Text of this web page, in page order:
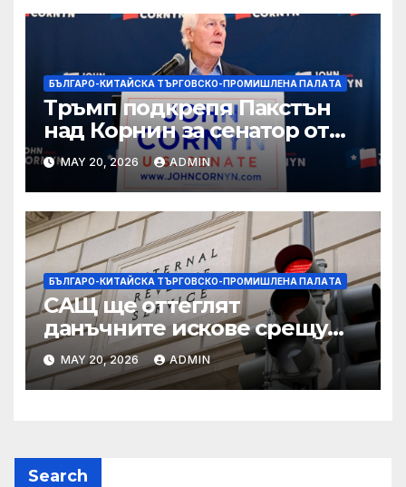
БЪЛГАРО-КИТАЙСКА ТЪРГОВСКО-ПРОМИШЛЕНА ПАЛAТА
Тръмп подкрепя Пакстън
над Корнин за сенатор от
Тексас в шокираща
подкрепа
MAY 20, 2026 ADMIN
БЪЛГАРО-КИТАЙСКА ТЪРГОВСКО-ПРОМИШЛЕНА ПАЛAТА
САЩ ще оттеглят
данъчните искове срещу
Тръмп „завинаги“ в
сделката за съдебно дело с
IRS
MAY 20, 2026 ADMIN
Search